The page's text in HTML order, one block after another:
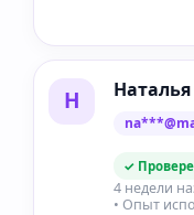
Н
✓
4 недели
• Опыт